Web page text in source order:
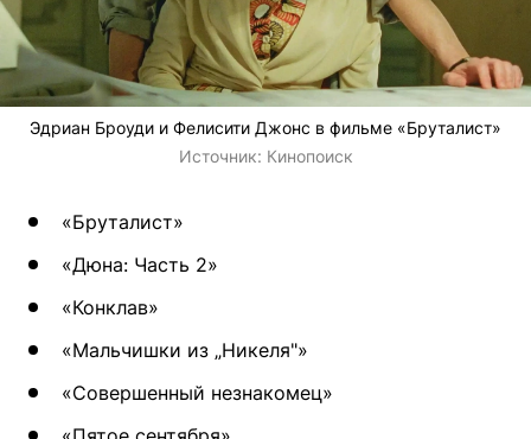
Эдриан Броуди и Фелисити Джонс в фильме «Бруталист»
Источник: Кинопоиск
«Бруталист»
«Дюна: Часть 2»
«Конклав»
«Мальчишки из „Никеля"»
«Совершенный незнакомец»